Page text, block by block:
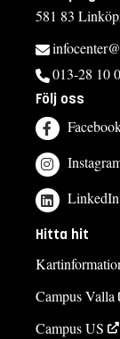
581 83
013-28 10
Följ oss
LinkedIn
Hitta hit
Campus Valla
Campus US